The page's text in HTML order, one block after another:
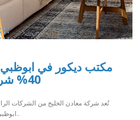
40% شركة معادن الخليج
تُعد شركة معادن الخليج من الشركات
ابوظبي، ويُعتبر مكتبها بمثابة وجهة م..